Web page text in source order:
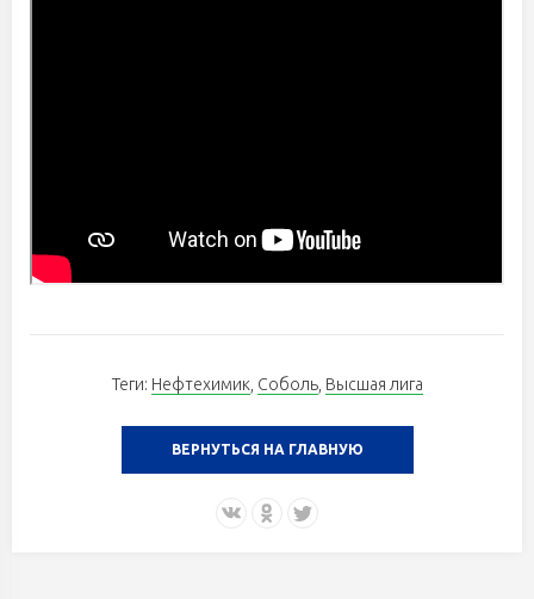
Теги: Нефтехимик Соболь, Высшая лига
ВЕРНУТЬСЯ НА ГЛАВНУЮ